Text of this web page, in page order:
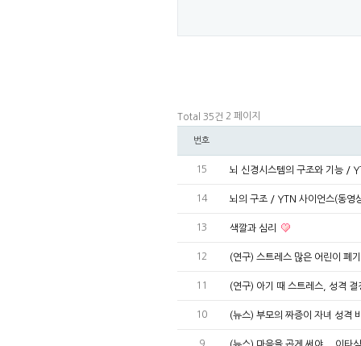
Total 35건 2 페이지
번호
15 뇌 신경시스템의 구조와 기능 /
14 뇌의 구조 / YTN 사이언스(동영
13 색깔과 심리
12 (연구) 스트레스 많은 어린이 폐
11 (연구) 아기 때 스트레스, 성격
10 (뉴스) 부모의 짜증이 자녀 성격
9